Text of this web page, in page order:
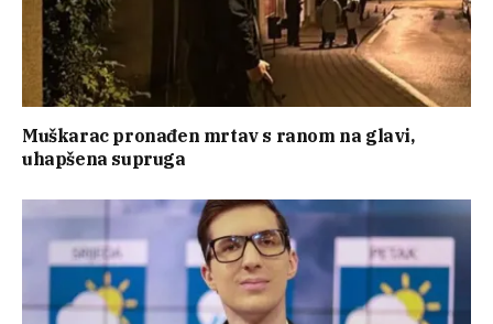
Muškarac pronađen mrtav s ranom na glavi,
uhapšena supruga